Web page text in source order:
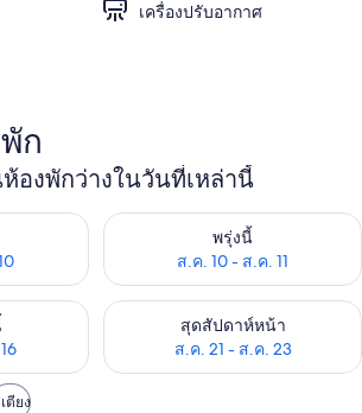
เครื่องปรับอากาศ
ก
องพักว่างในวันที่เหล่านี้
กว่างในคืนนี้ ส.ค. 9 - ส.ค. 10
พรุ่งนี้
ส.ค. 10 - ส.ค. 11
ตรวจสอบจำนวนห้องพักว่างใน
ว่างในสุดสัปดาห์นี้ ส.ค. 14 - ส.ค. 16
สุดสัปดาห์หน้า
ส.ค. 21 - ส.ค. 23
ตรวจสอบจำนวนห้องพักว่างใน
ตียง